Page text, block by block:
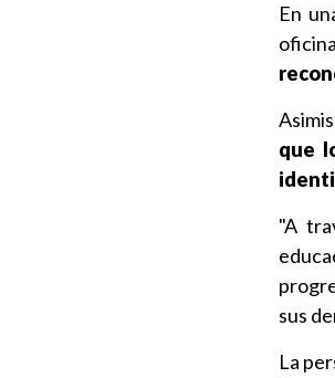
En
que
"A
sus
La